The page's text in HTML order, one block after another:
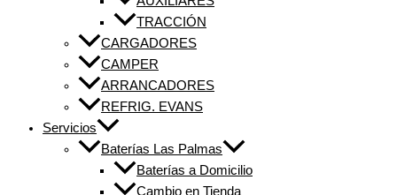
TRACCIÓN
CARGADORES
CAMPER
ARRANCADORES
REFRIG. EVANS
Servicios
Baterías Las Palmas
Baterías a Domicilio
Cambio en Tienda